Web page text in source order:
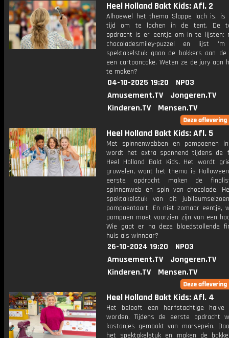
Heel Holland Bakt Kids: Afl. 2
Alhoewel het thema Slappe lach is, is
tijd om te lachen in de tent. De
opdracht is er eentje om in te lijsten:
chocoladesmiley-puzzel en lijst
spektakelstuk gaan de bakkers aan
een cartooncake. Weten ze de jury aan
te maken?
04-10-2025 19:20
NPO3
Amusement.TV
Jongeren.TV
Kinderen.TV
Mensen.TV
Heel Holland Bakt Kids: Afl. 5
Met spinnenwebben en pompoenen
wordt het extra spannend tijdens de
Heel Holland Bakt Kids. Het wordt
gruwelen, want het thema is
eerste opdracht maken de
spinnenweb en spin van chocolade.
spektakelstuk van dit
pompoentaart. En niet zomaar eentje,
pompoen moet voorzien zijn van een
Wie gaat er na deze bloedstollende
huis als winnaar?
26-10-2024 19:20
NPO3
Amusement.TV
Jongeren.TV
Kinderen.TV
Mensen.TV
Heel Holland Bakt Kids: Afl. 4
Het belooft een herfstachtige
worden. Tijdens de eerste opdracht
kastanjes gemaakt van marsepein.
het spektakelstuk en maken de